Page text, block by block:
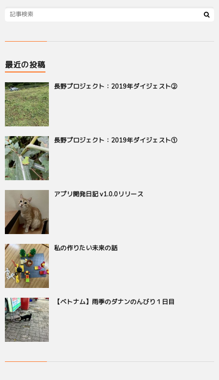
最近の投稿
長野プロジェクト：2019年ダイジェスト②
長野プロジェクト：2019年ダイジェスト①
アプリ開発日記 v1.0.0リリース
私の作りたい未来の話
【ベトナム】雨季のダナンのんびり１日目